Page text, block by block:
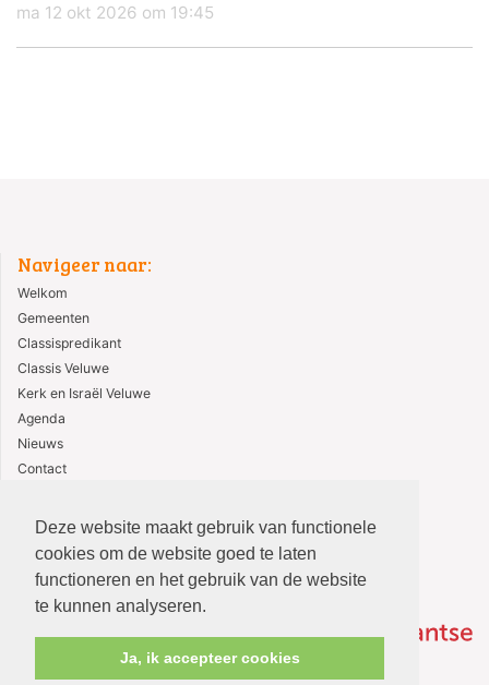
Deze website maakt gebruik van functionele
cookies om de website goed te laten
functioneren en het gebruik van de website
te kunnen analyseren.
Ja, ik accepteer cookies
ma 12 okt 2026 om 19:45
Navigeer naar:
Welkom
Gemeenten
Classispredikant
Classis Veluwe
Kerk en Israël Veluwe
Agenda
Nieuws
Contact